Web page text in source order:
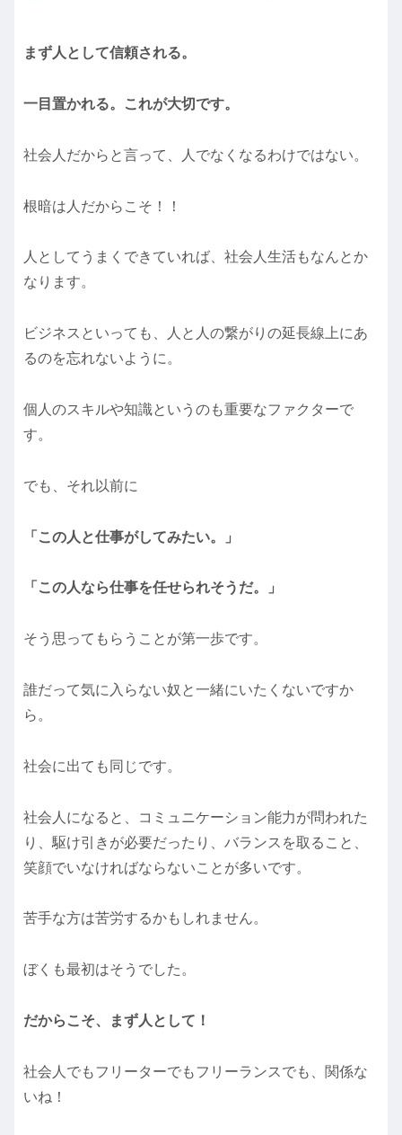
まず人として信頼される。
一目置かれる。これが大切です。
社会人だからと言って、人でなくなるわけではない。
根暗は人だからこそ！！
人としてうまくできていれば、社会人生活もなんとか
なります。
ビジネスといっても、人と人の繋がりの延長線上にあ
るのを忘れないように。
個人のスキルや知識というのも重要なファクターで
す。
でも、それ以前に
「この人と仕事がしてみたい。」
「この人なら仕事を任せられそうだ。」
そう思ってもらうことが第一歩です。
誰だって気に入らない奴と一緒にいたくないですか
ら。
社会に出ても同じです。
社会人になると、コミュニケーション能力が問われた
り、駆け引きが必要だったり、バランスを取ること、
笑顔でいなければならないことが多いです。
苦手な方は苦労するかもしれません。
ぼくも最初はそうでした。
だからこそ、まず人として！
社会人でもフリーターでもフリーランスでも、関係な
いね！